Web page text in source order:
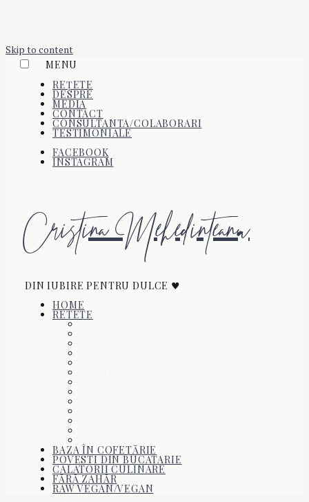
Skip to content
MENU
REȚETE
DESPRE
MEDIA
CONTACT
CONSULTANTA/COLABORARI
TESTIMONIALE
FACEBOOK
INSTAGRAM
Cristina Mehedinteanu
DIN IUBIRE PENTRU DULCE ♥
HOME
RETETE
PRĂJITURI ŞI DESERTURI
BAZA ÎN COFETĂRIE
POVESTI DIN BUCATARIE
CALATORII CULINARE
FĂRĂ ZAHĂR
RAW VEGAN/VEGAN